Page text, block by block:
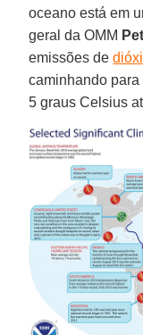
oceano está em
geral da OMM
emissões de
caminhando para
5 graus Celsius